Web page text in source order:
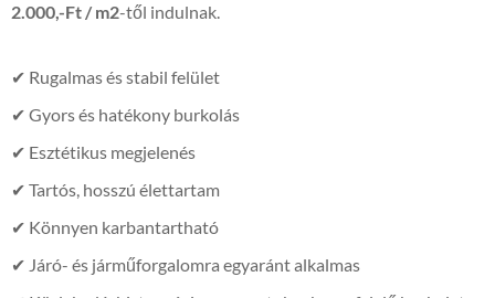
2.000,-Ft / m2-től indulnak.
✔ Rugalmas és stabil felület
✔ Gyors és hatékony burkolás
✔ Esztétikus megjelenés
✔ Tartós, hosszú élettartam
✔ Könnyen karbantartható
✔ Járó- és járműforgalomra egyaránt alkalmas